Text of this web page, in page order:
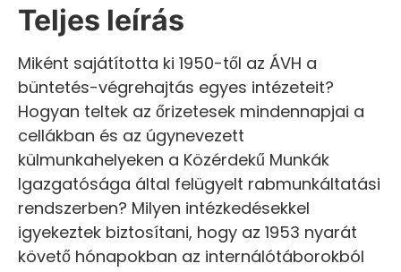
Teljes leírás
Miként sajátította ki 1950-től az ÁVH a
büntetés-végrehajtás egyes intézeteit?
Hogyan teltek az őrizetesek mindennapjai a
cellákban és az úgynevezett
külmunkahelyeken a Közérdekű Munkák
Igazgatósága által felügyelt rabmunkáltatási
rendszerben? Milyen intézkedésekkel
igyekeztek biztosítani, hogy az 1953 nyarát
követő hónapokban az internálótáborokból